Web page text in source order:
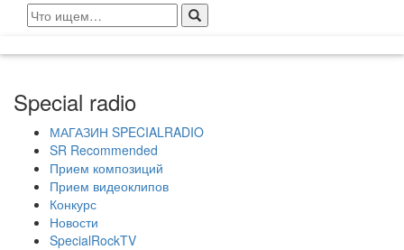
Search
for:
Special radio
МАГАЗИН SPECIALRADIO
SR Recommended
Прием композиций
Прием видеоклипов
Конкурс
Новости
SpecialRockTV